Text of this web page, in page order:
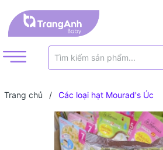
Trang chủ / Các loại hạt Mourad's Úc